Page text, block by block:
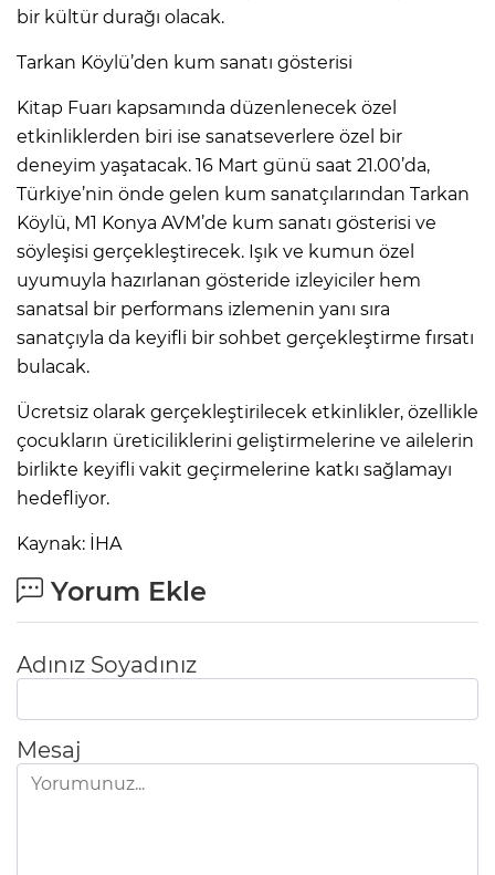
bir kültür durağı olacak.
Tarkan Köylü’den kum sanatı gösterisi
Kitap Fuarı kapsamında düzenlenecek özel
etkinliklerden biri ise sanatseverlere özel bir
deneyim yaşatacak. 16 Mart günü saat 21.00’da,
Türkiye’nin önde gelen kum sanatçılarından Tarkan
Köylü, M1 Konya AVM’de kum sanatı gösterisi ve
söyleşisi gerçekleştirecek. Işık ve kumun özel
uyumuyla hazırlanan gösteride izleyiciler hem
sanatsal bir performans izlemenin yanı sıra
sanatçıyla da keyifli bir sohbet gerçekleştirme fırsatı
bulacak.
Ücretsiz olarak gerçekleştirilecek etkinlikler, özellikle
çocukların üreticiliklerini geliştirmelerine ve ailelerin
birlikte keyifli vakit geçirmelerine katkı sağlamayı
hedefliyor.
Kaynak: İHA
Yorum Ekle
Adınız Soyadınız
Mesaj